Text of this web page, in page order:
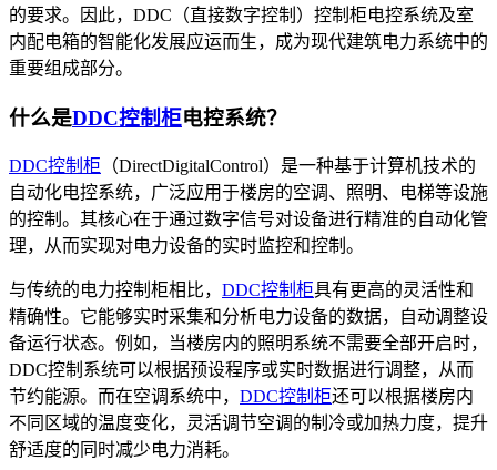
的要求。因此，DDC（直接数字控制）控制柜电控系统及室
内配电箱的智能化发展应运而生，成为现代建筑电力系统中的
重要组成部分。
什么是DDC控制柜电控系统？
DDC控制柜 （DirectDigitalControl）是一种基于计算机技术的
自动化电控系统，广泛应用于楼房的空调、照明、电梯等设施
的控制。其核心在于通过数字信号对设备进行精准的自动化管
理，从而实现对电力设备的实时监控和控制。
与传统的电力控制柜相比， DDC控制柜具有更高的灵活性和
精确性。它能够实时采集和分析电力设备的数据，自动调整设
备运行状态。例如，当楼房内的照明系统不需要全部开启时，
DDC控制系统可以根据预设程序或实时数据进行调整，从而
节约能源。而在空调系统中， DDC控制柜还可以根据楼房内
不同区域的温度变化，灵活调节空调的制冷或加热力度，提升
舒适度的同时减少电力消耗。